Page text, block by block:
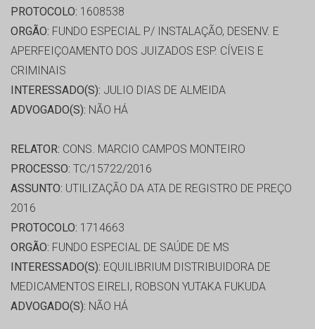
PROTOCOLO: 1608538
ORGÃO: FUNDO ESPECIAL P/ INSTALAÇÃO, DESENV. E
APERFEIÇOAMENTO DOS JUIZADOS ESP. CÍVEIS E
CRIMINAIS
INTERESSADO(S): JULIO DIAS DE ALMEIDA
ADVOGADO(S): NÃO HÁ
RELATOR: CONS. MARCIO CAMPOS MONTEIRO
PROCESSO: TC/15722/2016
ASSUNTO: UTILIZAÇÃO DA ATA DE REGISTRO DE PREÇO
2016
PROTOCOLO: 1714663
ORGÃO: FUNDO ESPECIAL DE SAÚDE DE MS
INTERESSADO(S): EQUILIBRIUM DISTRIBUIDORA DE
MEDICAMENTOS EIRELI, ROBSON YUTAKA FUKUDA
ADVOGADO(S): NÃO HÁ